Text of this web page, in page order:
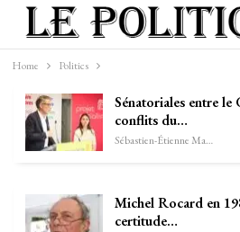
Home Politics
Sénatoriales entre le
conflits du…
Sébastien-Étienne Marechal
Michel Rocard en
certitude…